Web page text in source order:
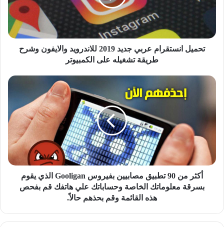
للاندرويد
وشرح
طريقة
تشغيله
تحميل انستقرام عربي جديد 2019 للاندرويد والايفون وشرح
طريقة تشغيله على الكمبيوتر
أكثر
تطبيق
مصابيين
بفيروس
Gooligan
الذي
يقوم
بسرقة
معلوماتك
أكثر من 90 تطبيق مصابيين بفيروس Gooligan الذي يقوم
بسرقة معلوماتك الخاصة وحساباتك علي هاتفك قم بفحص
هذه القائمة وقم بحذهم حالاً.